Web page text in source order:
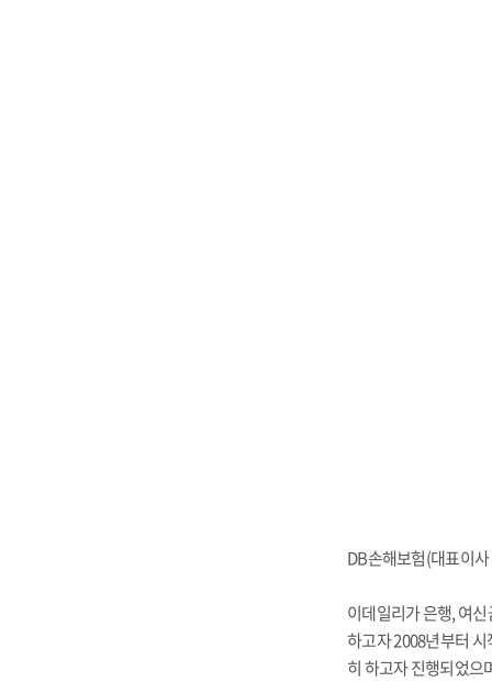
DB손해보험(대표이사
이데일리가 은행, 여
하고자 2008년부터 시
히 하고자 진행되었으